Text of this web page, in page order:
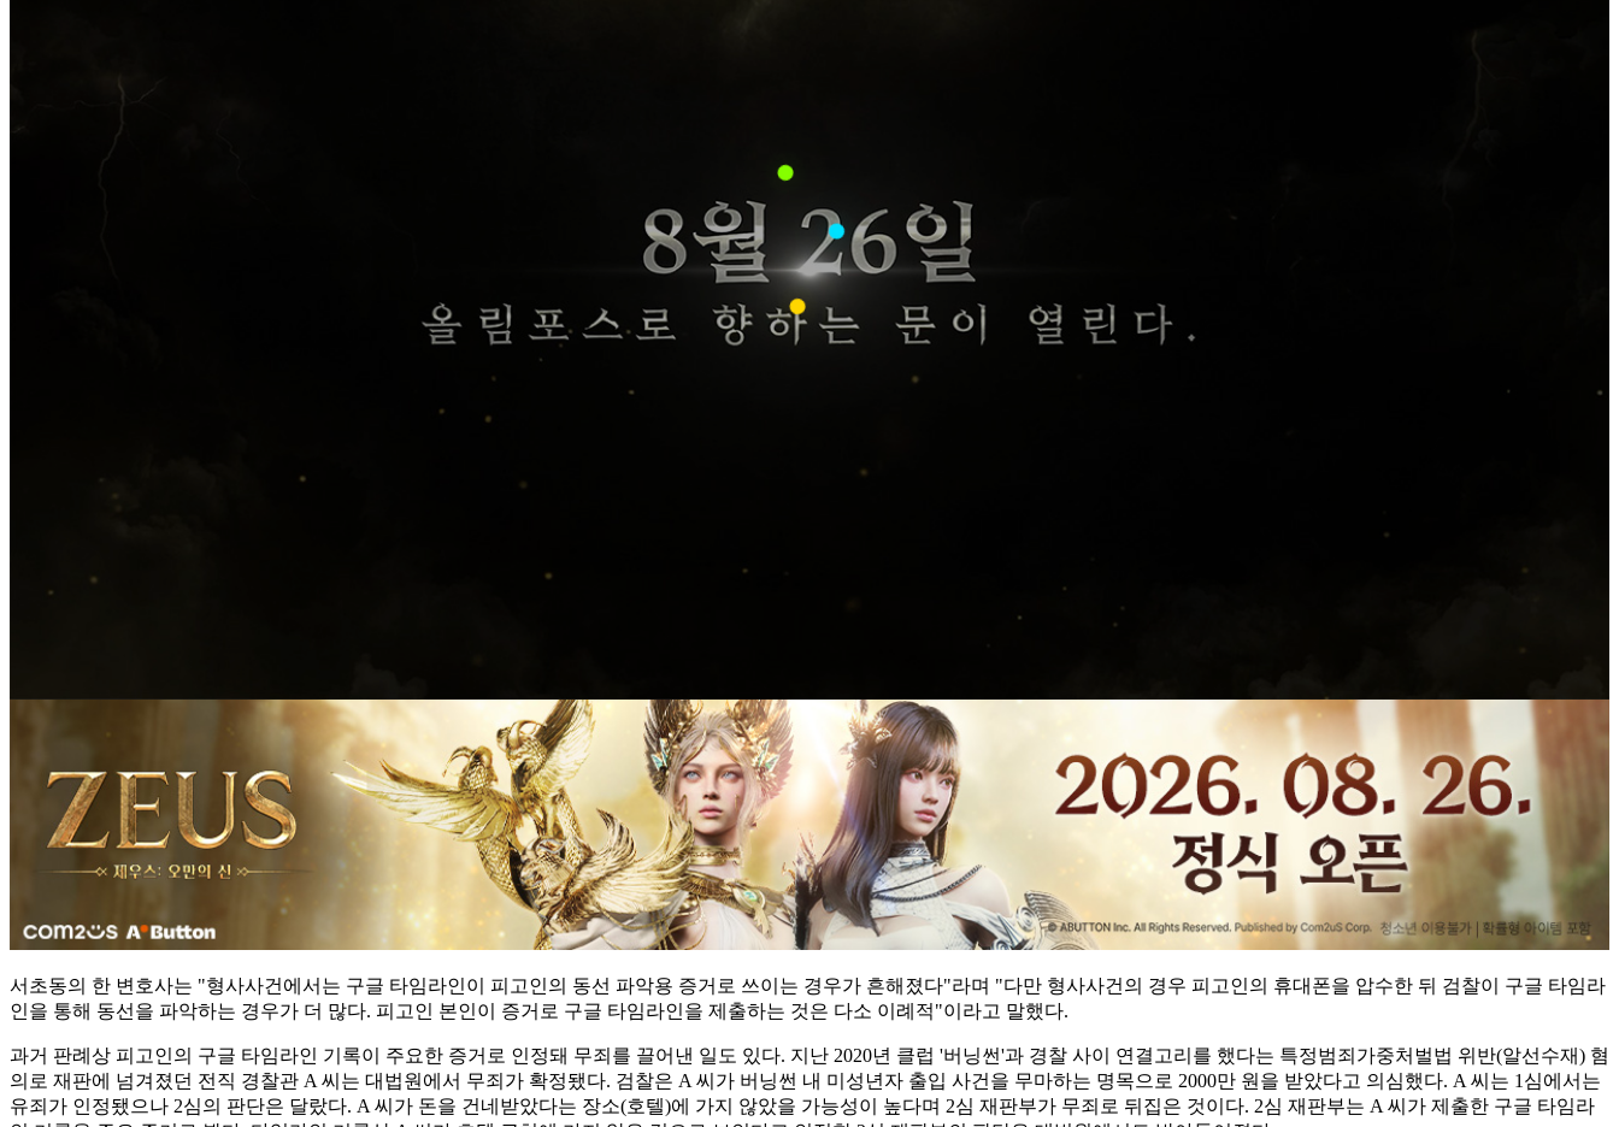
서초동의 한 변호사는 "형사사건에서는 구글 타임라인이 피고인의 동선 파악용 증거로 쓰이는 경우가 흔해졌다"라며 "다만 형사사건의 경우 피고인의 휴대폰을 압수한 뒤 검찰이 구글 타임라
인을 통해 동선을 파악하는 경우가 더 많다. 피고인 본인이 증거로 구글 타임라인을 제출하는 것은 다소 이례적"이라고 말했다.
과거 판례상 피고인의 구글 타임라인 기록이 주요한 증거로 인정돼 무죄를 끌어낸 일도 있다. 지난 2020년 클럽 '버닝썬'과 경찰 사이 연결고리를 했다는 특정범죄가중처벌법 위반(알선수재) 혐
의로 재판에 넘겨졌던 전직 경찰관 A 씨는 대법원에서 무죄가 확정됐다. 검찰은 A 씨가 버닝썬 내 미성년자 출입 사건을 무마하는 명목으로 2000만 원을 받았다고 의심했다. A 씨는 1심에서는
유죄가 인정됐으나 2심의 판단은 달랐다. A 씨가 돈을 건네받았다는 장소(호텔)에 가지 않았을 가능성이 높다며 2심 재판부가 무죄로 뒤집은 것이다. 2심 재판부는 A 씨가 제출한 구글 타임라